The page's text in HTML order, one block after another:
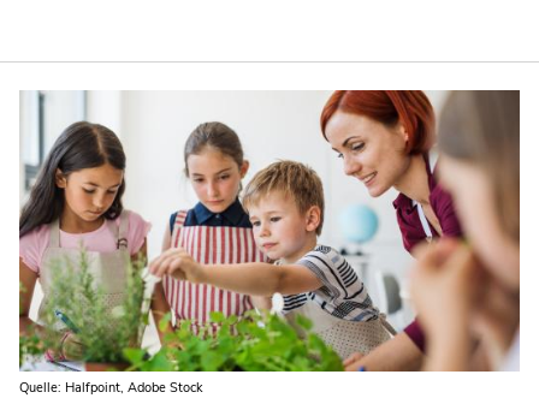
Quelle: Halfpoint, Adobe Stock